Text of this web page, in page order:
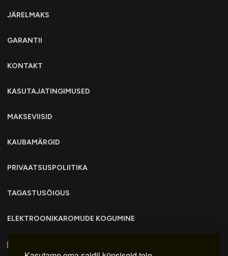
JÄRELMAKS
GARANTII
KONTAKT
KASUTAJATINGIMUSED
MAKSEVIISID
KAUBAMÄRGID
PRIVAATSUSPOLIITIKA
TAGASTUSÕIGUS
ELEKTROONIKAROMUDE KOGUMINE